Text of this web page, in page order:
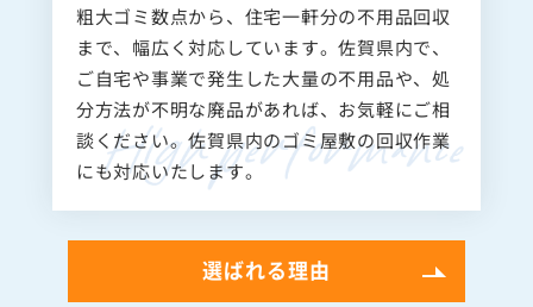
粗大ゴミ数点から、住宅一軒分の不用品回収
まで、幅広く対応しています。佐賀県内で、
ご自宅や事業で発生した大量の不用品や、処
分方法が不明な廃品があれば、お気軽にご相
談ください。佐賀県内のゴミ屋敷の回収作業
にも対応いたします。
選ばれる理由